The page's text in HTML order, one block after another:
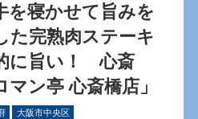
を寝かせて旨みを
た完熟肉ステーキ
に旨い！ 心斎
ン亭 心斎橋店」
大阪市中央区